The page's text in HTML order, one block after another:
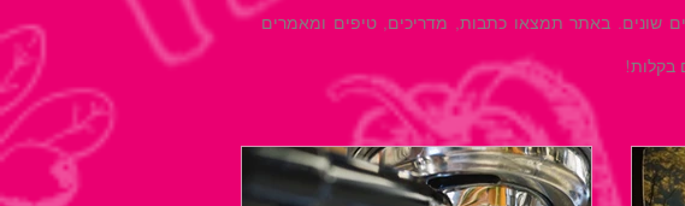
שונים. באתר תמצאו כתבות, מדריכים, טיפים ומאמרים
בקלות!